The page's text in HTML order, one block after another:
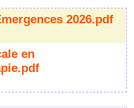
2026.pdf
en